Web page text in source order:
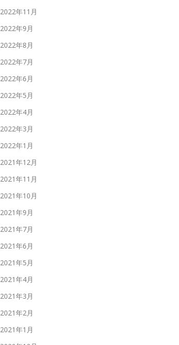
2022年11月
2022年9月
2022年8月
2022年7月
2022年6月
2022年5月
2022年4月
2022年3月
2022年1月
2021年12月
2021年11月
2021年10月
2021年9月
2021年7月
2021年6月
2021年5月
2021年4月
2021年3月
2021年2月
2021年1月